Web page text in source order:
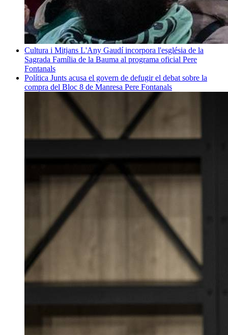
Cultura i Mitjans L'Any Gaudí incorpora l'església de la
Sagrada Família de la Bauma al programa oficial Pere
Fontanals
Política Junts acusa el govern de defugir el debat sobre la
compra del Bloc 8 de Manresa Pere Fontanals